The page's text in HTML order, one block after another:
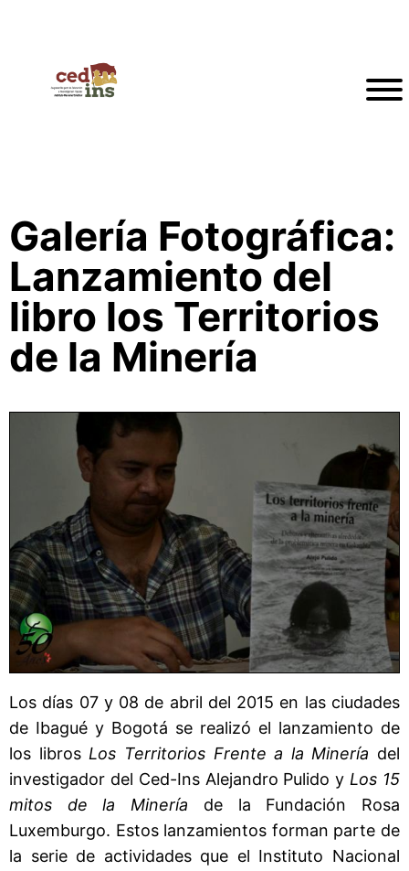
Galería Fotográfica:
Lanzamiento del
libro los Territorios
de la Minería
Los días 07 y 08 de abril del 2015 en las ciudades
de Ibagué y Bogotá se realizó el lanzamiento de
los librosLos Territorios Frente a la Minería del
investigador del Ced-Ins Alejandro Pulido yLos 15
mitos de la Minería de la Fundación Rosa
Luxemburgo. Estos lanzamientos forman parte de
la serie de actividades que el Instituto Nacional